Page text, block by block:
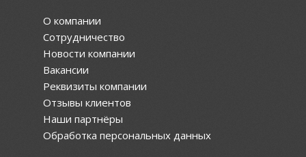
О компании
Сотрудничество
Новости компании
Вакансии
Реквизиты компании
Отзывы клиентов
Наши партнёры
Обработка персональных данных